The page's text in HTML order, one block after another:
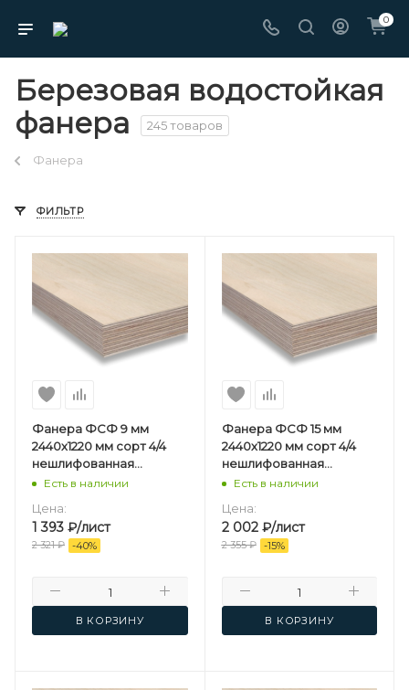
0
Березовая водостойкая
фанера
245 товаров
Фанера
ФИЛЬТР
Фанера ФСФ 9 мм
2440х1220 мм сорт 4/4
нешлифованная
березовая
Есть в наличии
Цена:
1 393 ₽/лист
2 321₽ -40%
В КОРЗИНУ
Фанера ФСФ 15 мм
2440х1220 мм сорт 4/4
нешлифованная
березовая
Есть в наличии
Цена:
2 002₽/лист
2 355₽ -15%
В КОРЗИНУ